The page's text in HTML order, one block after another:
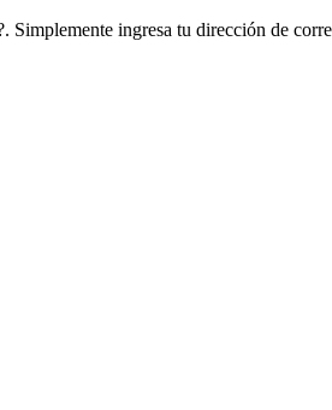
Simplemente ingresa tu dirección de